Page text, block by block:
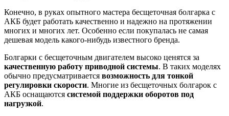
Конечно, в руках опытного мастера бесщеточная болгарка с
АКБ будет работать качественно и надежно на протяжении
многих и многих лет. Особенно если покупалась не самая
дешевая модель какого-нибудь известного бренда.
Болгарки с бесщеточным двигателем высоко ценятся за
качественную работу приводной системы. В таких моделях
обычно предусматривается возможность для тонкой
регулировки скорости. Многие из бесщеточных болгарок с
АКБ оснащаются системой поддержки оборотов под
нагрузкой.